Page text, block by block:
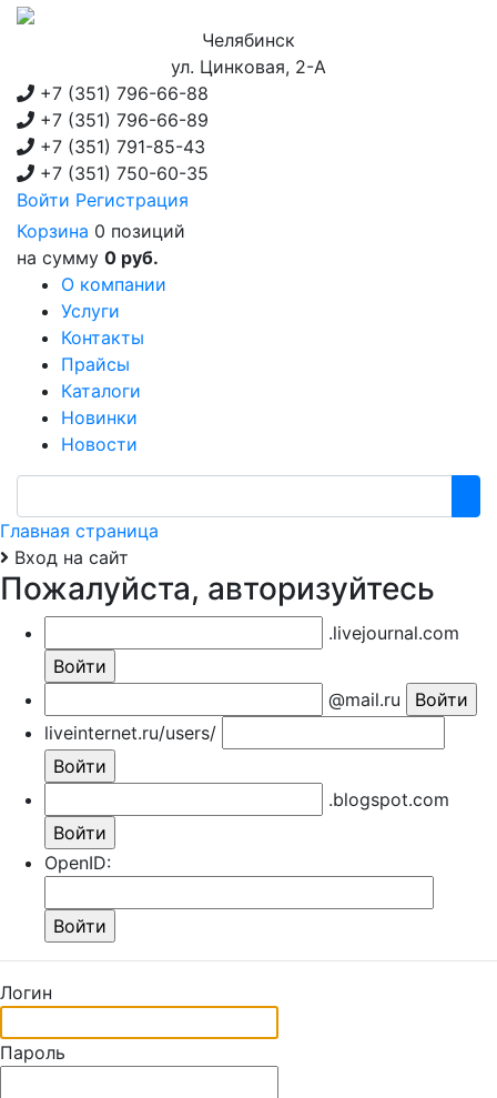
Челябинск
ул. Цинковая, 2-А
+7 (351) 796-66-88
+7 (351) 796-66-89
+7 (351) 791-85-43
+7 (351) 750-60-35
Войти Регистрация
Корзина 0 позиций
на сумму 0 руб.
О компании
Услуги
Контакты
Прайсы
Каталоги
Новинки
Новости
Главная страница
Вход на сайт
Пожалуйста, авторизуйтесь
.livejournal.com
@mail.ru
liveinternet.ru/users/
.blogspot.com
OpenID:
Логин
Пароль